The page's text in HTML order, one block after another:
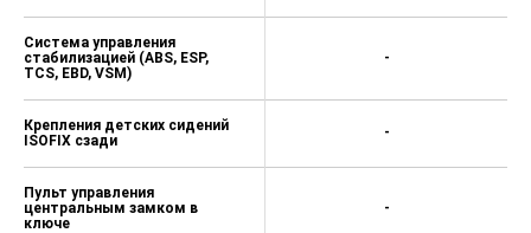
Система управления
стабилизацией (ABS, ESP,
TCS, EBD, VSM)
Крепления детских сидений
ISOFIX сзади
Пульт управления
центральным замком в
ключе
-
-
-